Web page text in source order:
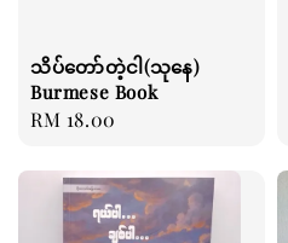
သိပ်တော်တဲ့ငါ(သုနေ)
Burmese Book
Regular
RM 18.00